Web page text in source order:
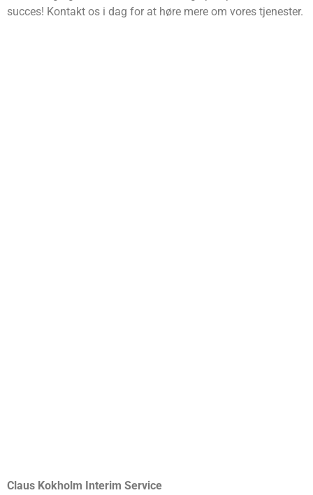
succes! Kontakt os i dag for at høre mere om vores tjenester.
Claus Kokholm Interim Service